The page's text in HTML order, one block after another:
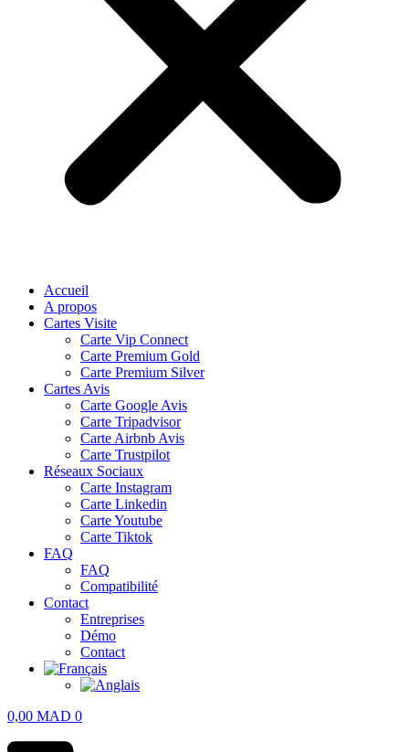
Accueil
A propos
Cartes Visite
Carte Vip Connect
Carte Premium Gold
Carte Premium Silver
Cartes Avis
Carte Google Avis
Carte Tripadvisor
Carte Airbnb Avis
Carte Trustpilot
Réseaux Sociaux
Carte Instagram
Carte Linkedin
Carte Youtube
Carte Tiktok
FAQ
FAQ
Compatibilité
Contact
Entreprises
Démo
Contact
0,00 MAD 0